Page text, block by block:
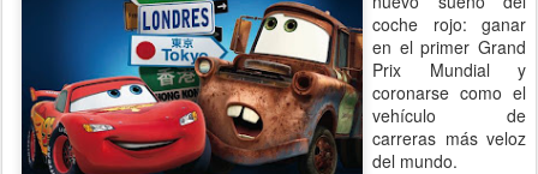
coche rojo: ganar
en el primer Grand
Prix Mundial y
coronarse como el
vehículo de
carreras más veloz
del mundo.